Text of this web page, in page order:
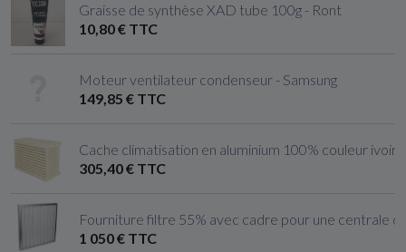
Graisse de synthèse XAD tube 100g - Ront
10,80 € TTC
Moteur ventilateur condenseur - Samsung
149,85 € TTC
Cache climatisation en aluminium 100% couleur ivoire
305,40 € TTC
Fourniture filtre 55% avec cadre pour une centrale
1 050 € TTC